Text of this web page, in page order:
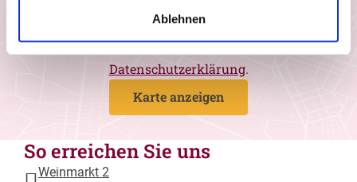
Ablehnen
geografische Informationen in Form von
Datenschutzerklärung.
Karte anzeigen
So erreichen Sie uns
Weinmarkt 2